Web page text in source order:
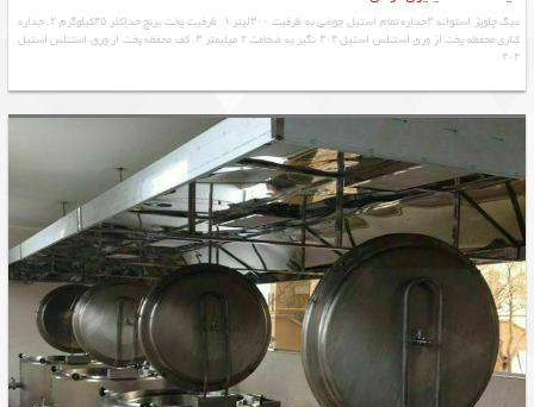
دیگ چلوپز استوانه ۳جداره تمام استیل جوشی به ظرفیت ۳۰۰لیتر ۱. ظرفیت پخت برنج حداکثر ۳۵کیلوگرم ۲. جداره
کناری محفظه پخت از ورق استنلس استیل ۳۰۴ نگیر به ضخامت ۲ میلیمتر ۳. کف محفظه پخت از ورق استنلس استیل
۳۰۴